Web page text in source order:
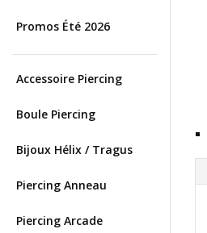
Promos Été 2026
Accessoire Piercing
Boule Piercing
Bijoux Hélix / Tragus
Piercing Anneau
Piercing Arcade